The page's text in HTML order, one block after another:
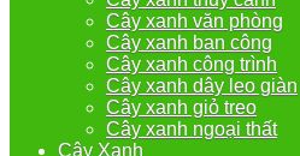
Cây xanh văn phòng
Cây xanh ban công
Cây xanh công trình
Cây xanh dây leo giàn
Cây xanh giỏ treo
Cây xanh ngoại thất
Cây Xanh